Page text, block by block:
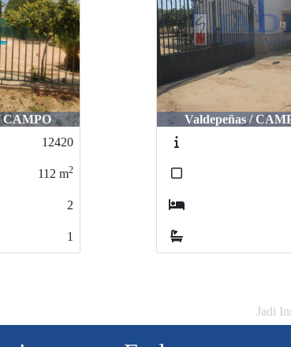
CAMPO
12420
112 m2
2
1
Valdepeñas /
Jadi